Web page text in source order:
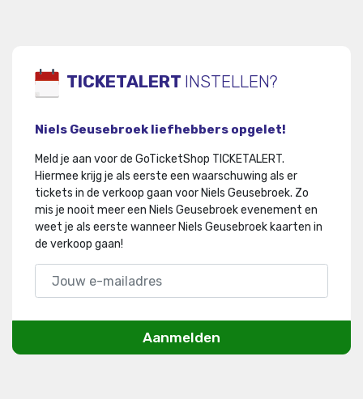
TICKETALERT INSTELLEN?
Niels Geusebroek liefhebbers opgelet!
Meld je aan voor de GoTicketShop TICKETALERT.
Hiermee krijg je als eerste een waarschuwing als er
tickets in de verkoop gaan voor Niels Geusebroek. Zo
mis je nooit meer een Niels Geusebroek evenement en
weet je als eerste wanneer Niels Geusebroek kaarten in
de verkoop gaan!
Aanmelden